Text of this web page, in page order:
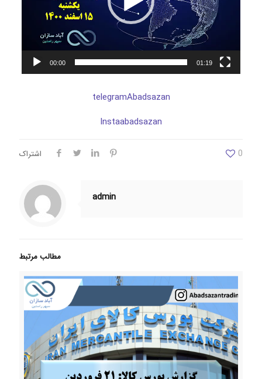
00:00 01:19
telegramAbadsazan
Instaabadsazan
0
admin
مطالب مرتبط